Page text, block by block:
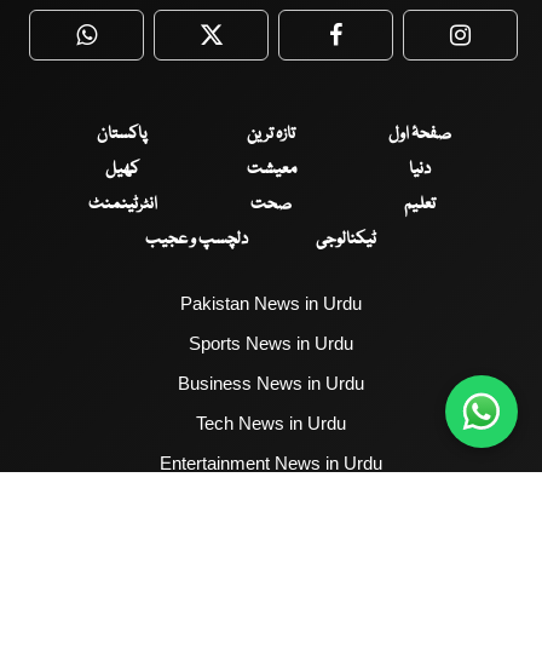
WhatsApp Twitter Facebook
صفحۂ اول تازہ ترین
پاکستان
دنیا
معیشت
کھیل
تعلیم
صحت
انٹرٹینمنٹ
ٹیکنالوجی
دلچسپ و عجیب
Pakistan News in Urdu
Sports News in Urdu
Business News in Urdu
Tech News in Urdu
Entertainment News in Urdu